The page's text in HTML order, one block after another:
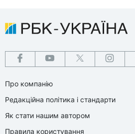
Про компанію
Редакційна політика і стандарти
Як стати нашим автором
Правила користування